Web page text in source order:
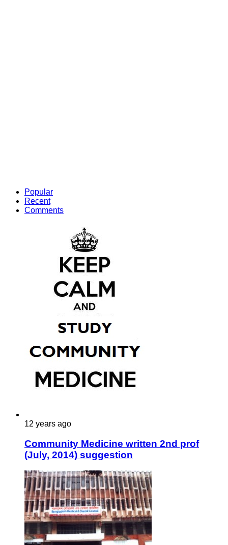
Popular
Recent
Comments
12 years ago
Community Medicine written 2nd prof
(July, 2014) suggestion